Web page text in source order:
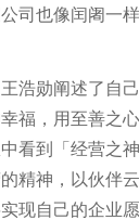
司也像闰阇一
浩勋阐述了自
福，用至善之
看到「经营之
精神，以伙伴
现自己的企业